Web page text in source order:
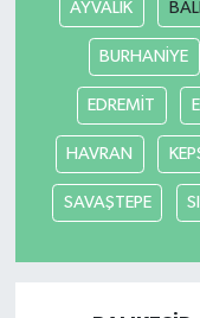
AYVALIK
BURHANİYE
EDREMİT
HAVRAN
SAVAŞTEPE